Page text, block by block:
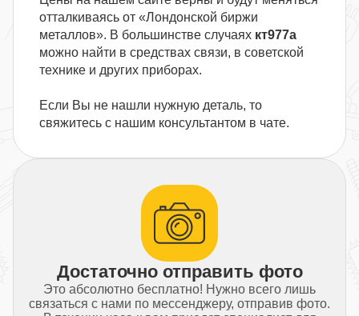
отталкиваясь от «Лондонской биржи
металлов». В большинстве случаях кт977а
можно найти в средствах связи, в советской
технике и других приборах.
Если Вы не нашли нужную деталь, то
свяжитесь с нашим консультантом в чате.
Достаточно отправить фото
Это абсолютно бесплатно! Нужно всего лишь
связаться с нами по мессенджеру, отправив фото.